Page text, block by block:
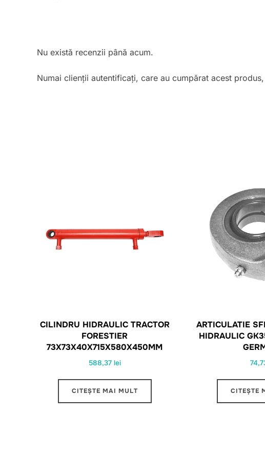
Nu există recenzii până acum.
Numai clienții autentificați, care au cumpărat acest
CILINDRU HIDRAULIC TRACTOR
FORESTIER
73X73X40X715X580X450MM
588,37 lei
CITEȘTE MAI MULT
ARTICULATIE
HIDRAULIC
CITEȘTE